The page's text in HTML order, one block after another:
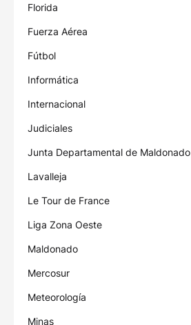
Florida
Fuerza Aérea
Fútbol
Informática
Internacional
Judiciales
Junta Departamental de Maldonado
Lavalleja
Le Tour de France
Liga Zona Oeste
Maldonado
Mercosur
Meteorología
Minas